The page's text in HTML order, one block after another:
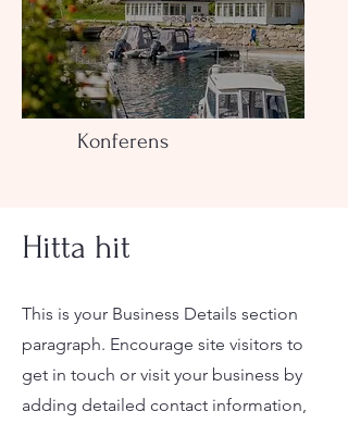
Konferens
Hitta hit
This is your Business Details section
paragraph. Encourage site visitors to
get in touch or visit your business by
adding detailed contact information,